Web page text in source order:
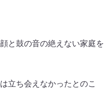
と鼓の音の絶えない家庭を
立ち会えなかったとのこ